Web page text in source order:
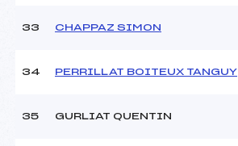
33 CHAPPAZ SIMON
34 PERRILLAT BOITEUX TANGUY
35 GURLIAT QUENTIN